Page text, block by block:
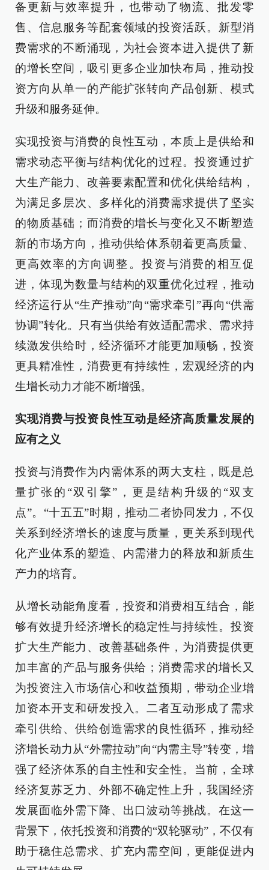
备更新与效率提升，也带动了物流、批发零
售、信息服务等配套领域的投资活跃。新型消
费需求的不断涌现，为社会资本进入提供了新
的增长空间，吸引更多企业加快布局，推动投
资方向从单一的产能扩张转向产品创新、模式
升级和服务延伸。
实现投资与消费的良性互动，本质上是供给和
需求动态平衡与结构优化的过程。投资通过扩
大生产能力、改善要素配置和优化供给结构，
为满足多层次、多样化的消费需求提供了坚实
的物质基础；而消费的增长与变化又不断塑造
新的市场方向，推动供给体系朝着更高质量、
更高效率的方向调整。投资与消费的相互促
进，体现为数量与结构的双重优化过程，推动
经济运行从“生产推动”向“需求牵引”再向“供需
协调”转化。只有当供给有效适配需求、需求持
续激发供给时，经济循环才能更加顺畅，投资
更具精准性，消费更有持续性，宏观经济的内
生增长动力才能不断增强。
实现消费与投资良性互动是经济高质量发展的
应有之义
投资与消费作为内需体系的两大支柱，既是总
量扩张的“双引擎”，更是结构升级的“双支
点”。“十五五”时期，推动二者协同发力，不仅
关系到经济增长的速度与质量，更关系到现代
化产业体系的塑造、内需潜力的释放和新质生
产力的培育。
从增长动能角度看，投资和消费相互结合，能
够有效提升经济增长的稳定性与持续性。投资
扩大生产能力、改善基础条件，为消费提供更
加丰富的产品与服务供给；消费需求的增长又
为投资注入市场信心和收益预期，带动企业增
加资本开支和研发投入。二者互动形成了需求
牵引供给、供给创造需求的良性循环，推动经
济增长动力从“外需拉动”向“内需主导”转变，增
强了经济体系的自主性和安全性。当前，全球
经济复苏乏力、外部不确定性上升，我国经济
发展面临外需下降、出口波动等挑战。在这一
背景下，依托投资和消费的“双轮驱动”，不仅有
助于稳住总需求、扩充内需空间，更能促进内